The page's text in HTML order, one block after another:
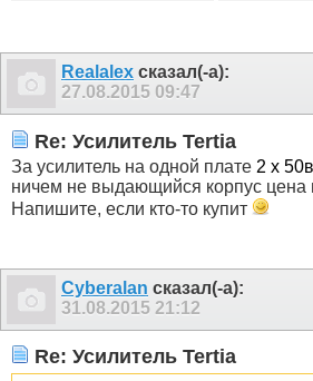
Realalex сказал(-а):
27.08.2015 09:47
Re: Усилитель Tertia
За усилитель на одной плате 2 х
ничем не выдающийся корпус цена
Напишите, если кто-то купит
Cyberalan сказал(-а):
31.08.2015 21:12
Re: Усилитель Tertia